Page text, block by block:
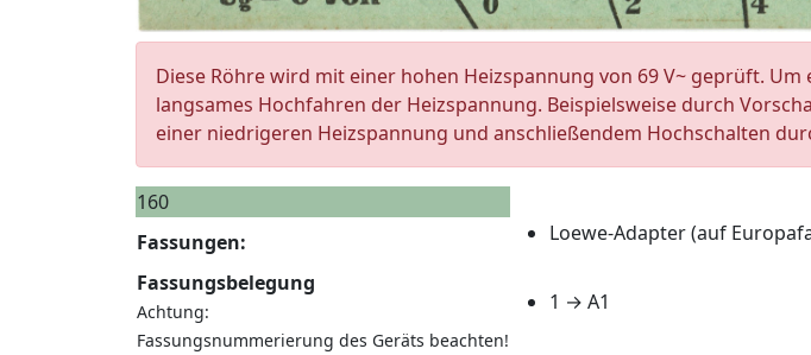
Diese Röhre wird mit einer hohen Heizspannung von 69 V~ geprüft.
langsames Hochfahren der Heizspannung. Beispielsweise durch
einer niedrigeren Heizspannung und anschließendem Hochschalten
160
Fassungen:
Loewe-Adapter (auf
Fassungsbelegung
Achtung:
Fassungsnummerierung des Geräts beachten!
1 → A1